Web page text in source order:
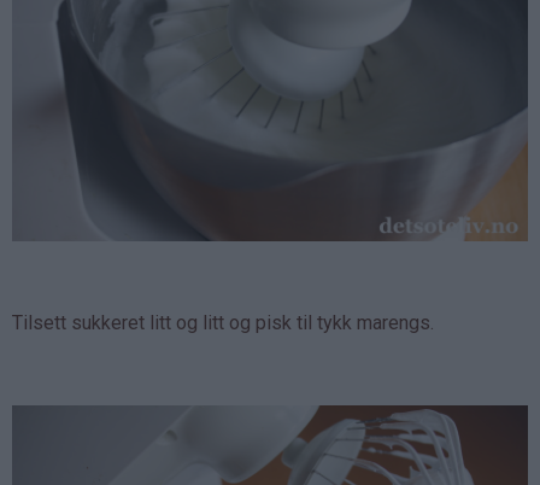
Tilsett sukkeret litt og litt og pisk til tykk marengs.